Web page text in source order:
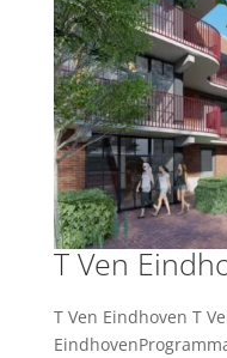
T Ven
T Ven Eindhoven T